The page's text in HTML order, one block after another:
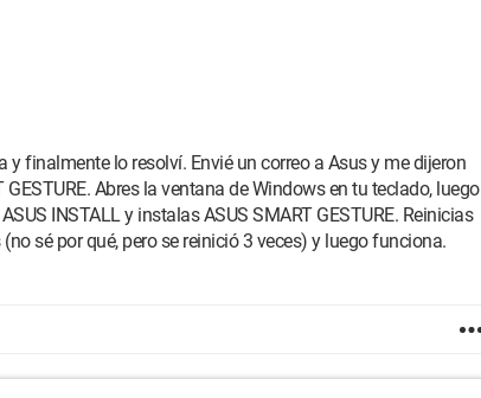
y finalmente lo resolví. Envié un correo a Asus y me dijeron
Abres la ventana de Windows en tu teclado, luego
INSTALL y instalas ASUS SMART GESTURE. Reinicias
sé por qué, pero se reinició 3 veces) y luego funciona.